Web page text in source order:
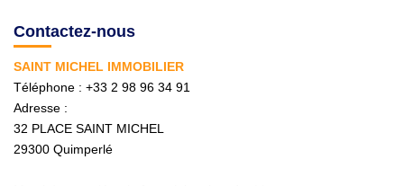
GESTION
Contactez-nous
SAINT MICHEL IMMOBILIER
Téléphone : +33 2 98 96 34 91
Adresse :
32 PLACE SAINT MICHEL
29300 Quimperlé